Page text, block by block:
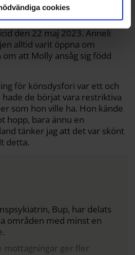
cookies
den 22 maj 2023. Anneli
alltid varit öppna om
att Molly ansåg sig född
för könsdysfori var ett och
de börjat vara restriktiva
som hon ville ha. Hon kände
hopp, bara ännu en
tänker jag att det var skönt
detta.
Bup, har delats
områden med minst en
mottagningar ger fler